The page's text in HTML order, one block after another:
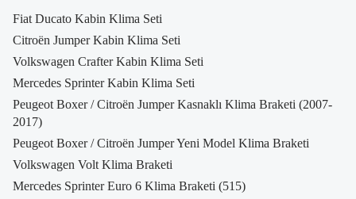
Fiat Ducato Kabin Klima Seti
Citroën Jumper Kabin Klima Seti
Volkswagen Crafter Kabin Klima Seti
Mercedes Sprinter Kabin Klima Seti
Peugeot Boxer / Citroën Jumper Kasnaklı Klima Braketi (2007-
2017)
Peugeot Boxer / Citroën Jumper Yeni Model Klima Braketi
Volkswagen Volt Klima Braketi
Mercedes Sprinter Euro 6 Klima Braketi (515)